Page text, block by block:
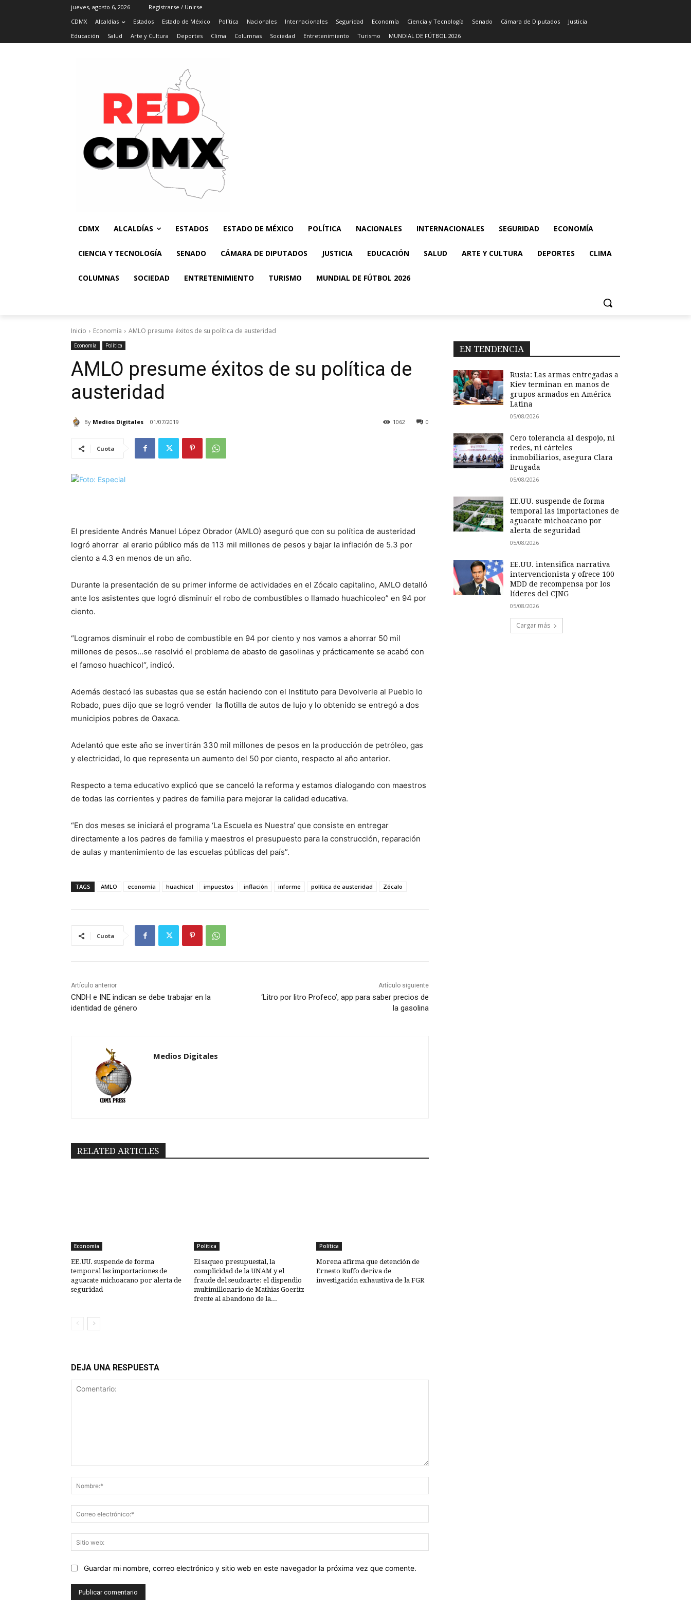
jueves, agosto 6, 2026
Registrarse / Unirse
CDMX
Alcaldías Estados Estado de México Política Nacionales Internacionales Seguridad Economía Ciencia y Tecnología Senado Cámara de Diputados
Justicia
Educación
Salud Arte y Cultura Deportes Clima Columnas Sociedad Entretenimiento Turismo MUNDIAL DE FÚTBOL 2026
CDMX ALCALDÍAS ESTADOS ESTADO DE MÉXICO POLÍTICA NACIONALES INTERNACIONALES SEGURIDAD ECONOMÍA
CIENCIA Y TECNOLOGÍA SENADO CÁMARA DE DIPUTADOS JUSTICIA EDUCACIÓN SALUD ARTE Y CULTURA DEPORTES CLIMA
COLUMNAS SOCIEDAD ENTRETENIMIENTO TURISMO MUNDIAL DE FÚTBOL 2026
Inicio Economía AMLO presume éxitos de su política de austeridad
Economía Política
AMLO presume éxitos de su política de
austeridad
By Medios Digitales 01/07/2019 0
1062
Cuota
El presidente Andrés Manuel López Obrador (AMLO) aseguró que con su política de austeridad
logró ahorrar al erario público más de 113 mil millones de pesos y bajar la inflación de 5.3 por
ciento a 4.3 en menos de un año.
Durante la presentación de su primer informe de actividades en el Zócalo capitalino, AMLO detalló
ante los asistentes que logró disminuir el robo de combustibles o llamado huachicoleo” en 94 por
ciento.
“Logramos disminuir el robo de combustible en 94 por ciento y nos vamos a ahorrar 50 mil
millones de pesos…se resolvió el problema de abasto de gasolinas y prácticamente se acabó con
el famoso huachicol“, indicó.
Además destacó las subastas que se están haciendo con el Instituto para Devolverle al Pueblo lo
Robado, pues dijo que se logró vender la flotilla de autos de lujo y lo obtenido se entregó a dos
municipios pobres de Oaxaca.
Adelantó que este año se invertirán 330 mil millones de pesos en la producción de petróleo, gas
y electricidad, lo que representa un aumento del 50 por ciento, respecto al año anterior.
Respecto a tema educativo explicó que se canceló la reforma y estamos dialogando con maestros
de todas las corrientes y padres de familia para mejorar la calidad educativa.
“En dos meses se iniciará el programa ‘La Escuela es Nuestra’ que consiste en entregar
directamente a los padres de familia y maestros el presupuesto para la construcción, reparación
de aulas y mantenimiento de las escuelas públicas del país”.
TAGS AMLO economía huachicol impuestos inflación informe política de austeridad Zócalo
Cuota
Artículo anterior
CNDH e INE indican se debe trabajar en la
identidad de género
Artículo siguiente
‘Litro por litro Profeco’, app para saber precios de
la gasolina
Medios Digitales
RELATED ARTICLES
Economía
EE.UU. suspende de forma
temporal las importaciones de
aguacate michoacano por alerta de
seguridad
Política
El saqueo presupuestal, la
complicidad de la UNAM y el
fraude del seudoarte: el dispendio
multimillonario de Mathias Goeritz
frente al abandono de la...
Política
Morena afirma que detención de
Ernesto Ruffo deriva de
investigación exhaustiva de la FGR
DEJA UNA RESPUESTA
electrónico:*
web:
Guardar mi nombre, correo electrónico y sitio web en este navegador la próxima vez que comente.
EN TENDENCIA
Rusia: Las armas entregadas a
Kiev terminan en manos de
grupos armados en América
Latina
05/08/2026
Cero tolerancia al despojo, ni
redes, ni cárteles
inmobiliarios, asegura Clara
Brugada
05/08/2026
EE.UU. suspende de forma
temporal las importaciones de
aguacate michoacano por
alerta de seguridad
05/08/2026
EE.UU. intensifica narrativa
intervencionista y ofrece 100
MDD de recompensa por los
líderes del CJNG
05/08/2026
Cargar más